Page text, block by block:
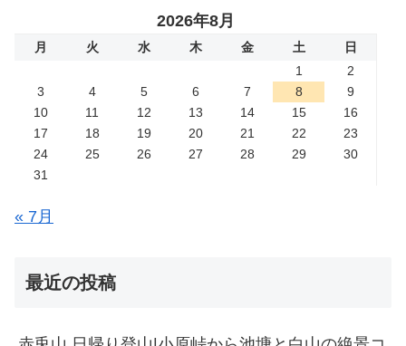
2026年8月
月 火 水 木 金 土
日
1
2
3
4 5 6 7 8
9
10
11 12 13 14 15
16
17
18 19 20 21 22
23
24
25 26 27 28 29
30
31
« 7月
最近の投稿